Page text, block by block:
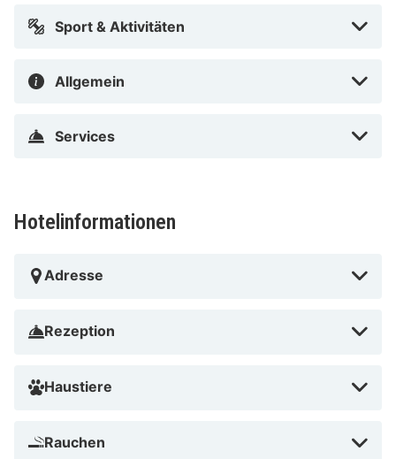
Sport & Aktivitäten
Allgemein
Services
Hotelinformationen
Adresse
Rezeption
Haustiere
Rauchen